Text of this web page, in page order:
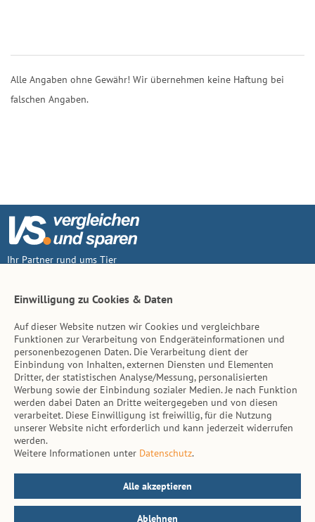
Alle Angaben ohne Gewähr! Wir übernehmen keine Haftung bei
falschen Angaben.
Ihr Partner rund ums Tier
Inhalt
Tierarzt-Suche
Hinweise
AGB
Impressum
Datenschutz
Kontakt
Einwilligung zu Cookies & Daten
Auf dieser Website nutzen wir Cookies und vergleichbare
Funktionen zur Verarbeitung von Endgeräteinformationen und
personenbezogenen Daten. Die Verarbeitung dient der
Einbindung von Inhalten, externen Diensten und Elementen
Dritter, der statistischen Analyse/Messung, personalisierten
Werbung sowie der Einbindung sozialer Medien. Je nach Funktion
werden dabei Daten an Dritte weitergegeben und von diesen
verarbeitet. Diese Einwilligung ist freiwillig, für die Nutzung
unserer Website nicht erforderlich und kann jederzeit widerrufen
werden.
Weitere Informationen unter Datenschutz.
Alle akzeptieren
Ablehnen